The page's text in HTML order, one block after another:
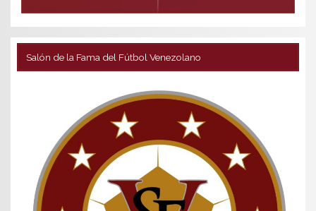
Salón de la Fama del Fútbol Venezolano